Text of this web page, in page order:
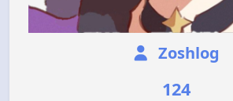
Zoshlog
124